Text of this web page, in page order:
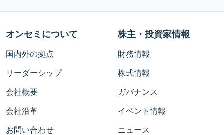
オンセミについて
国内外の拠点
リーダーシップ
会社概要
会社沿革
お問い合わせ
株主・投資家情報
財務情報
株式情報
ガバナンス
イベント情報
ニュース